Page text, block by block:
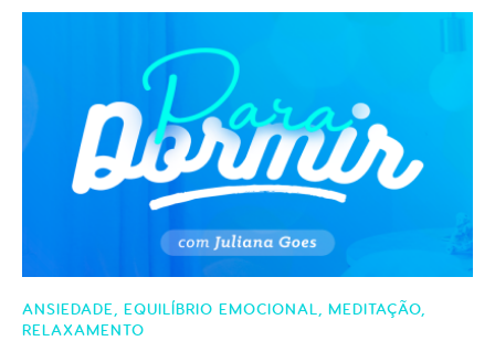
ANSIEDADE, EQUILÍBRIO EMOCIONAL, MEDITAÇÃO,
RELAXAMENTO